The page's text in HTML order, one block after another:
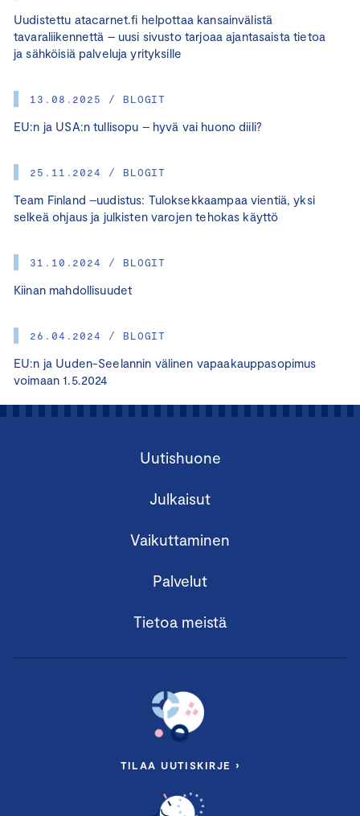
Uudistettu atacarnet.fi helpottaa kansainvälistä
tavaraliikennettä – uusi sivusto tarjoaa ajantasaista tietoa
ja sähköisiä palveluja yrityksille
13.08.2025 / BLOGIT
EU:n ja USA:n tullisopu – hyvä vai huono diili?
25.11.2024 / BLOGIT
Team Finland –uudistus: Tuloksekkaampaa vientiä, yksi
selkeä ohjaus ja julkisten varojen tehokas käyttö
31.10.2024 / BLOGIT
Kiinan mahdollisuudet
26.04.2024 / BLOGIT
EU:n ja Uuden-Seelannin välinen vapaakauppasopimus
voimaan 1.5.2024
Uutishuone
Julkaisut
Vaikuttaminen
Palvelut
Tietoa meistä
TILAA UUTISKIRJE ›